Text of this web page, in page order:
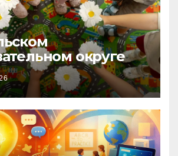
округе
правовой
посвящённая Дню
и верности